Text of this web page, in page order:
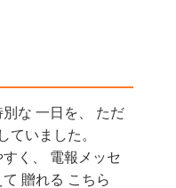
な 一日を、 ただ
ていました。
く、 電報メッセ
贈れる こちら